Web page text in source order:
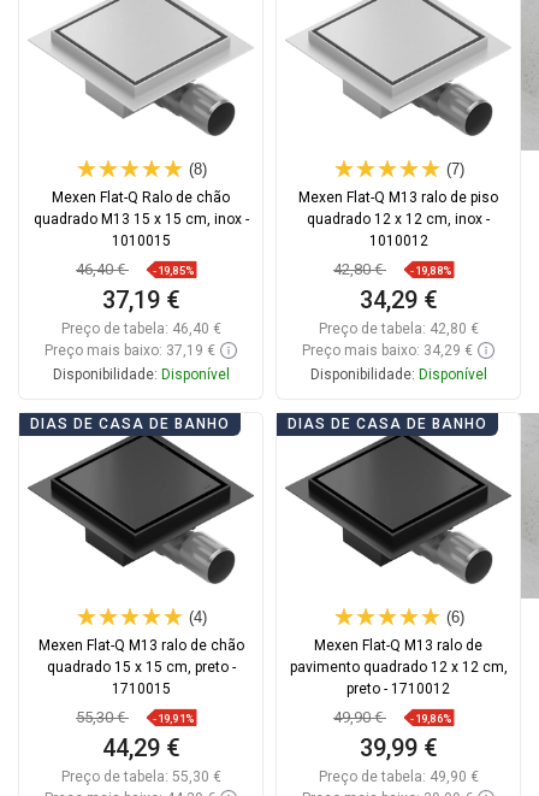
(8)
Mexen Flat-Q Ralo de chão
quadrado M13 15 x 15 cm, inox -
1010015
46,40 € -19,85%
37,19 €
Preço de tabela: 46,40 €
Preço mais baixo: 37,19 €
Disponibilidade: Disponível
Adicionar
Favoritos
Comparar
(7)
Mexen Flat-Q M13 ralo de piso
quadrado 12 x 12 cm, inox -
1010012
42,80 € -19,88%
34,29 €
Preço de tabela: 42,80 €
Preço mais baixo: 34,29 €
Disponibilidade: Disponível
Adicionar
Favoritos
Comparar
DIAS DE CASA DE BANHO
(4)
Mexen Flat-Q M13 ralo de chão
quadrado 15 x 15 cm, preto -
1710015
55,30 € -19,91%
44,29 €
Preço de tabela: 55,30 €
DIAS DE CASA DE BANHO
(6)
Mexen Flat-Q M13 ralo de
pavimento quadrado 12 x 12 cm,
preto - 1710012
49,90 € -19,86%
39,99 €
Preço de tabela: 49,90 €